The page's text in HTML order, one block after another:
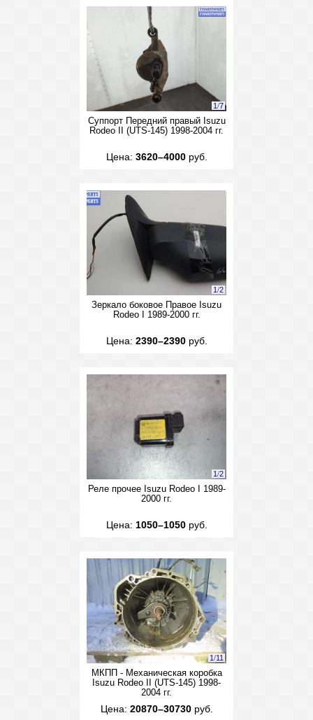
1/7
Суппорт Передний правый Isuzu
Rodeo II (UTS-145) 1998-2004 гг.
Цена: 3620–4000руб.
1/2
Зеркало боковое Правое Isuzu
Rodeo I 1989-2000 гг.
Цена: 2390–2390руб.
1/2
Реле прочее Isuzu Rodeo I 1989-
2000 гг.
Цена: 1050–1050руб.
1/11
МКПП - Механическая коробка
Isuzu Rodeo II (UTS-145) 1998-
2004 гг.
Цена: 20870–30730руб.